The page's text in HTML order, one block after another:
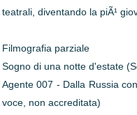
teatrali, diventando la piÃ¹
Filmografia parziale
Sogno di una notte d'estate
Agente 007 - Dalla Russia
voce, non accreditata)